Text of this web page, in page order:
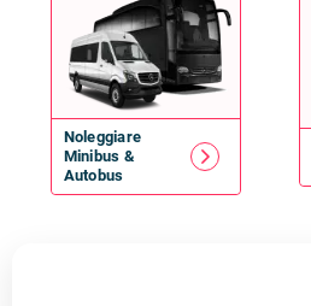
Noleggiare
Minibus &
Autobus